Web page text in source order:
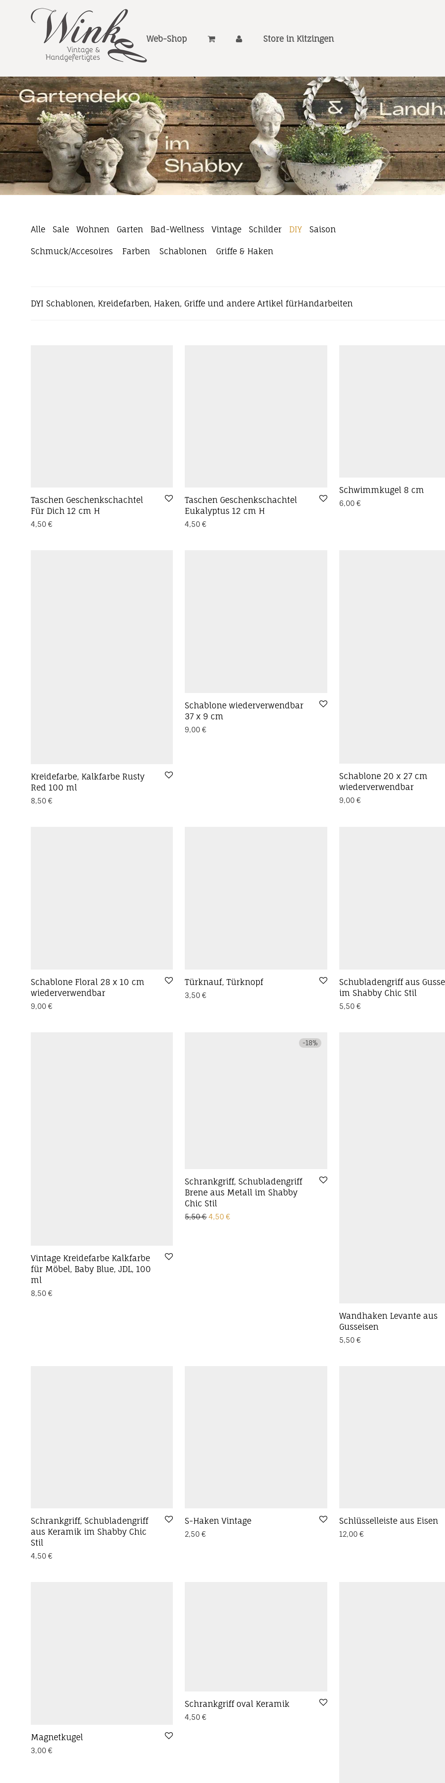
Web-Shop Store in Kitzingen
Alle Sale Wohnen Garten Bad-Wellness Vintage Schilder DIY Saison
Schmuck/Accesoires Farben Schablonen Griffe & Haken
DYI Schablonen, Kreidefarben, Haken, Griffe und andere Artikel fürHandarbeiten
Taschen Geschenkschachtel
Für Dich 12 cm H
4,50 €
Taschen Geschenkschachtel
Eukalyptus 12 cm H
4,50€
Schwimmkugel 8 cm
6,00 €
Kreidefarbe, Kalkfarbe Rusty
Red 100 ml
8,50 €
Schablone wiederverwendbar
37 x 9 cm
9,00€
Schablone 20 x 27 cm
wiederverwendbar
9,00 €
Schablone Floral 28 x 10 cm
wiederverwendbar
9,00 €
Türknauf, Türknopf
3,50€
Schubladengriff aus
im Shabby Chic Stil
5,50 €
Vintage Kreidefarbe Kalkfarbe
für Möbel, Baby Blue, JDL, 100
ml
8,50 €
-18%
Schrankgriff, Schubladengriff
Brene aus Metall im Shabby
Chic Stil
5,50€ Ursprünglicher Preis war: 5,50 €
4,50€
Wandhaken Levante aus
Gusseisen
5,50 €
Schrankgriff, Schubladengriff
aus Keramik im Shabby Chic
Stil
4,50 €
S-Haken Vintage
2,50€
Schlüsselleiste aus Eisen
12,00 €
Magnetkugel
3,00 €
Schrankgriff oval Keramik
4,50€